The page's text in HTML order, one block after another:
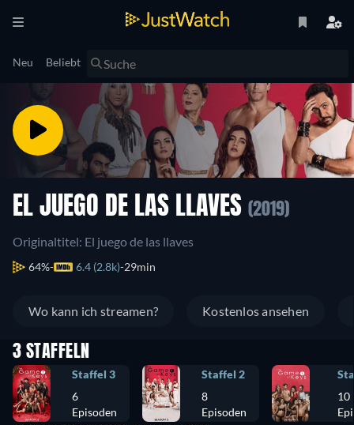
Neu Beliebt
EL JUEGO DE LAS LLAVES (2019)
Originaltitel: El juego de las llaves
64% 6.4 (2.8k) 29min
Wo kann ich streamen? Kostenlos ansehen
3 STAFFELN
Staffel 3
6
Episoden
Staffel 2
8
Episoden
10